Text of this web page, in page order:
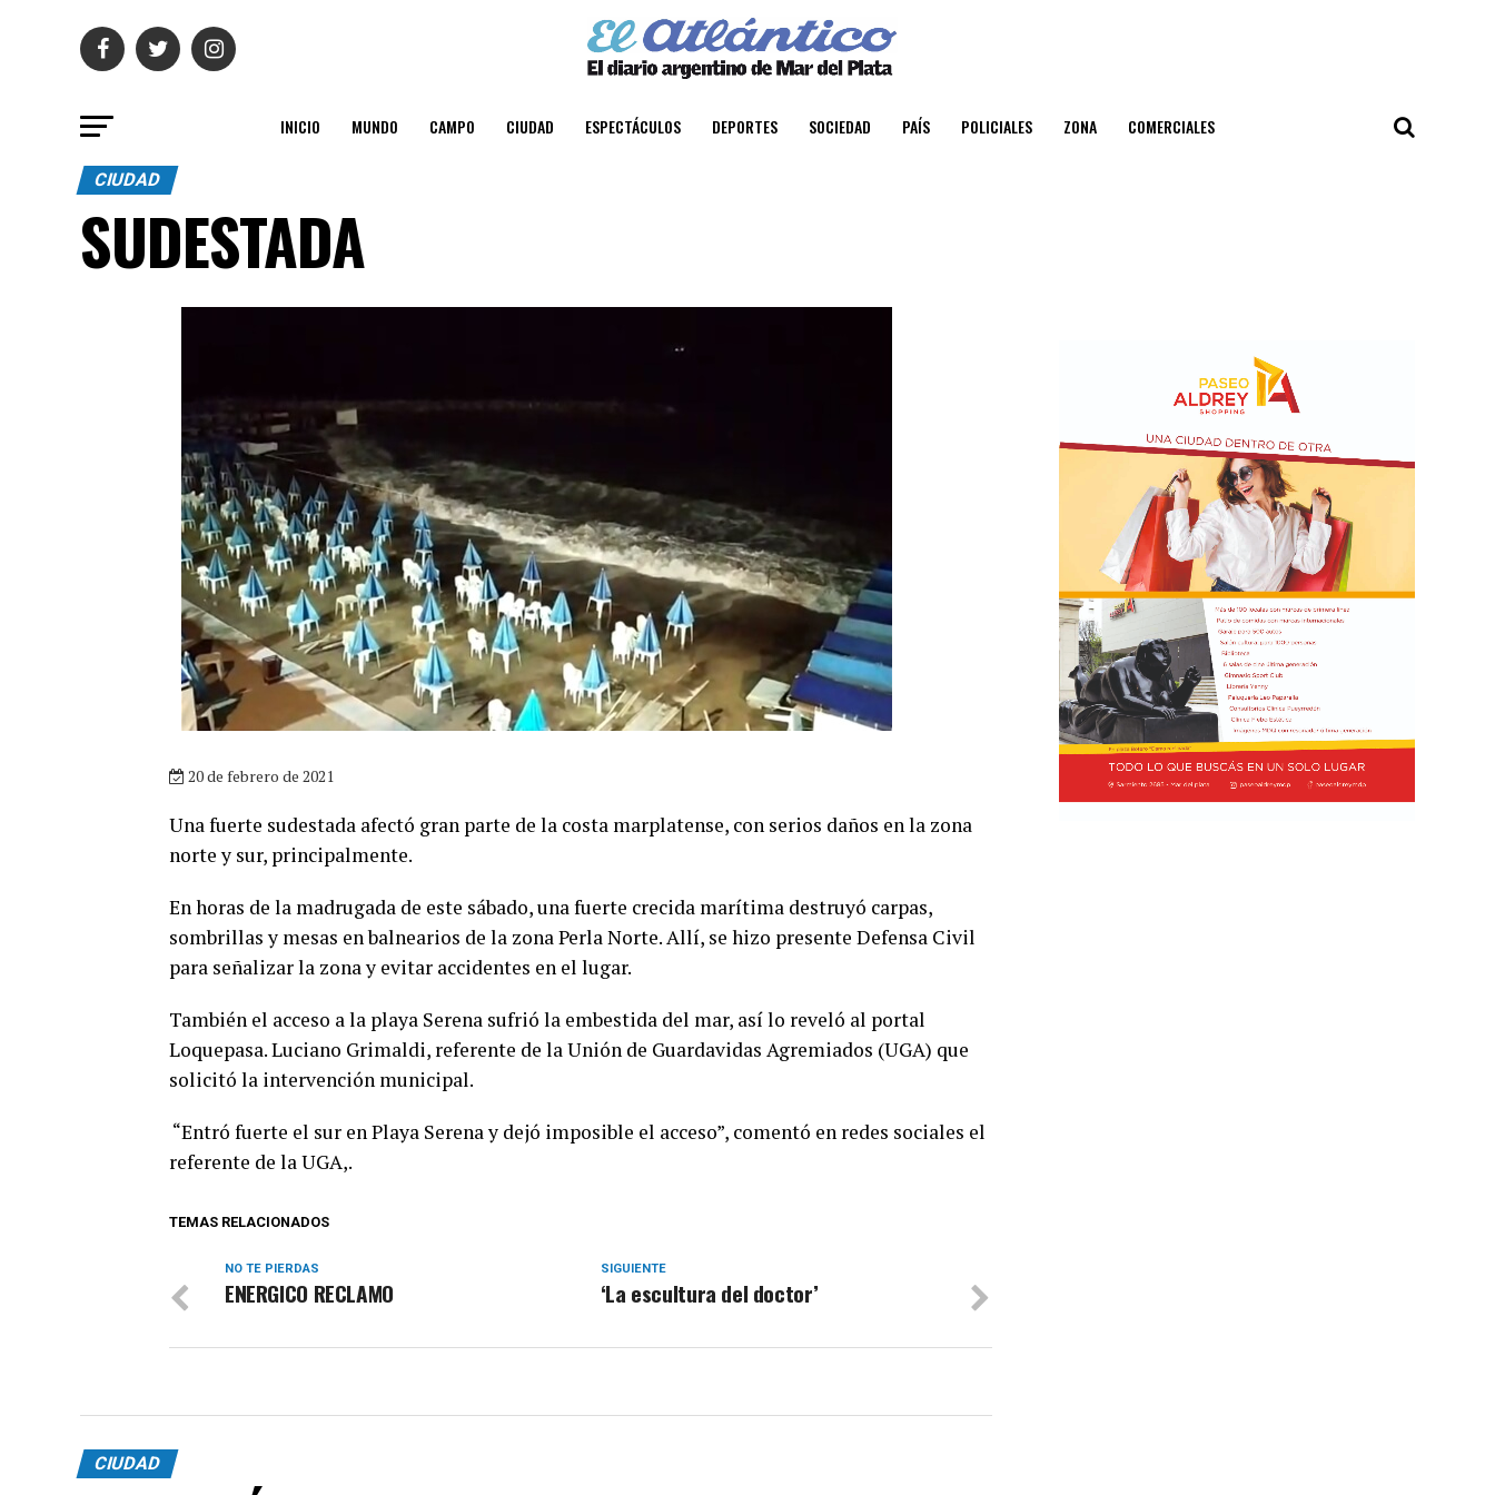
INICIO MUNDO CAMPO CIUDAD ESPECTÁCULOS DEPORTES SOCIEDAD PAÍS POLICIALES ZONA COMERCIALES
CIUDAD
SUDESTADA
20 de febrero de 2021
Una fuerte sudestada afectó gran parte de la costa marplatense, con serios daños en la zona
norte y sur, principalmente.
En horas de la madrugada de este sábado, una fuerte crecida marítima destruyó carpas,
sombrillas y mesas en balnearios de la zona Perla Norte. Allí, se hizo presente Defensa Civil
para señalizar la zona y evitar accidentes en el lugar.
También el acceso a la playa Serena sufrió la embestida del mar, así lo reveló al portal
Loquepasa. Luciano Grimaldi, referente de la Unión de Guardavidas Agremiados (UGA) que
solicitó la intervención municipal.
“Entró fuerte el sur en Playa Serena y dejó imposible el acceso”, comentó en redes sociales el
referente de la UGA,.
TEMAS RELACIONADOS
SIGUIENTE
‘La escultura del doctor’
NO TE PIERDAS
ENERGICO RECLAMO
CIUDAD